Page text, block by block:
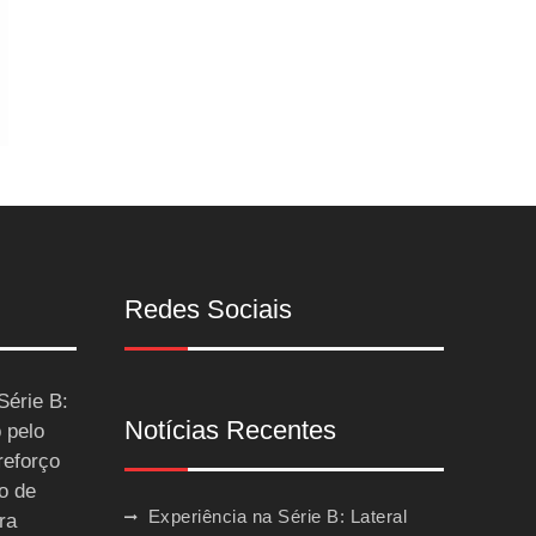
B:
pelo
de
Redes Sociais
Notícias Recentes
Experiência na Série B: Lateral